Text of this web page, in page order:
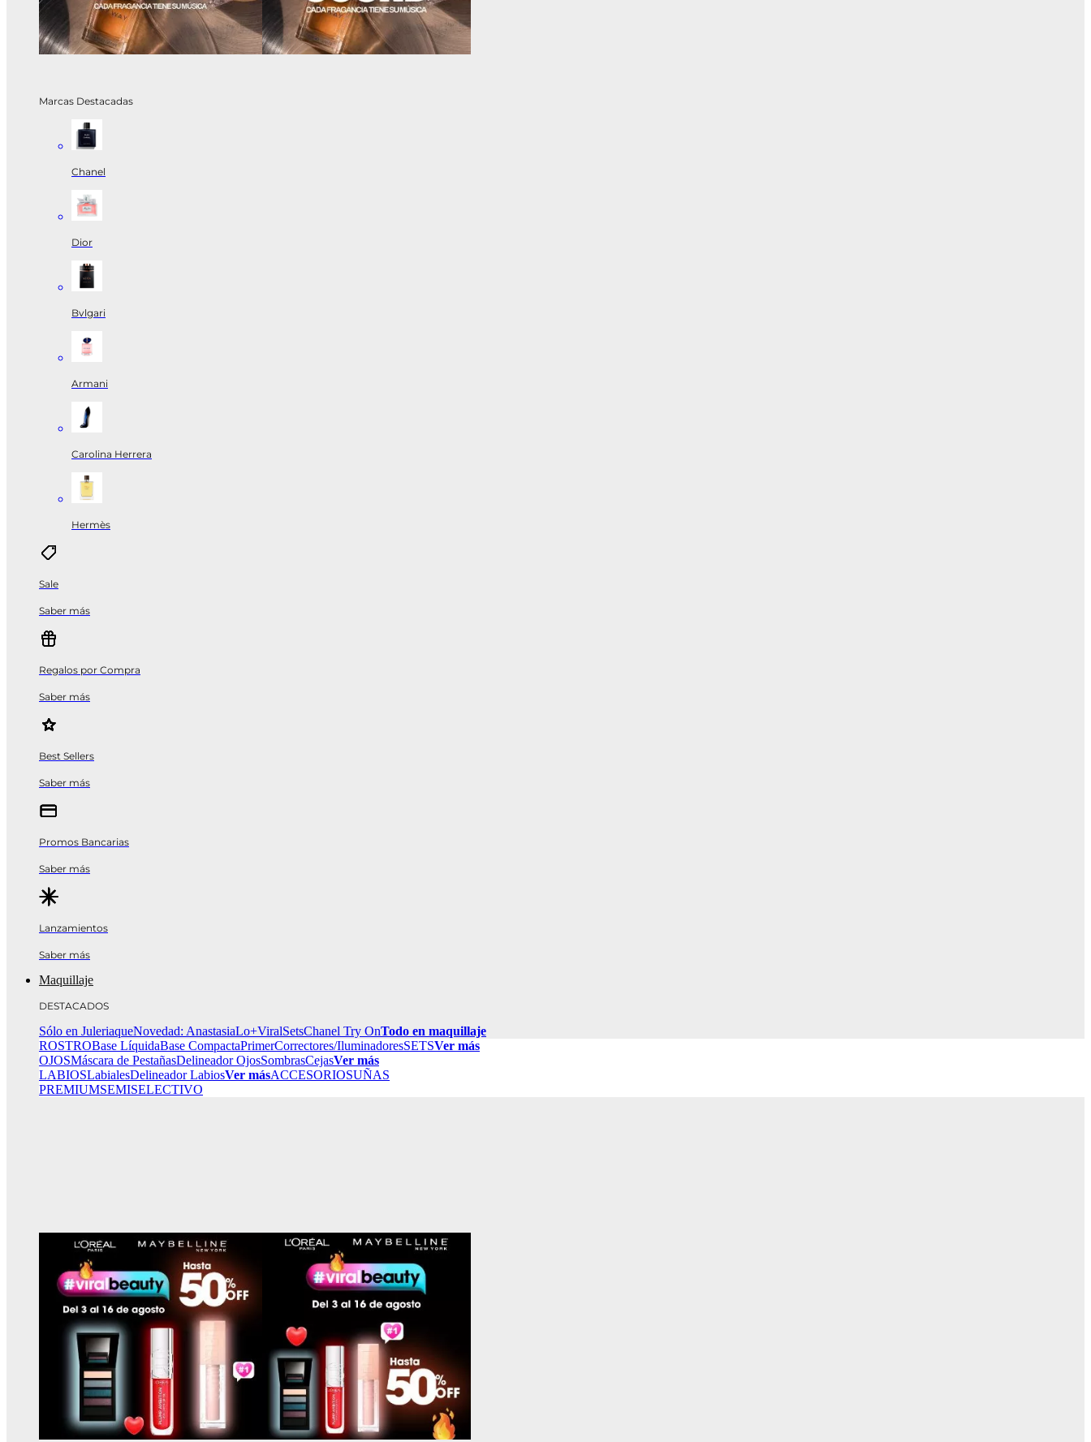
Marcas Destacadas
Chanel
Dior
Bvlgari
Armani
Carolina Herrera
Hermès
Sale
Saber más
Regalos por Compra
Saber más
Best Sellers
Saber más
Promos Bancarias
Saber más
Lanzamientos
Saber más
Maquillaje
DESTACADOS
Sólo en JuleriaqueNovedad: AnastasiaLo+ViralSetsChanel Try OnTodo en maquillaje
ROSTROBase LíquidaBase CompactaPrimerCorrectores/IluminadoresSETSVer más
OJOSMáscara de PestañasDelineador OjosSombrasCejasVer más
LABIOSLabialesDelineador LabiosVer másACCESORIOSUÑAS
PREMIUMSEMISELECTIVO